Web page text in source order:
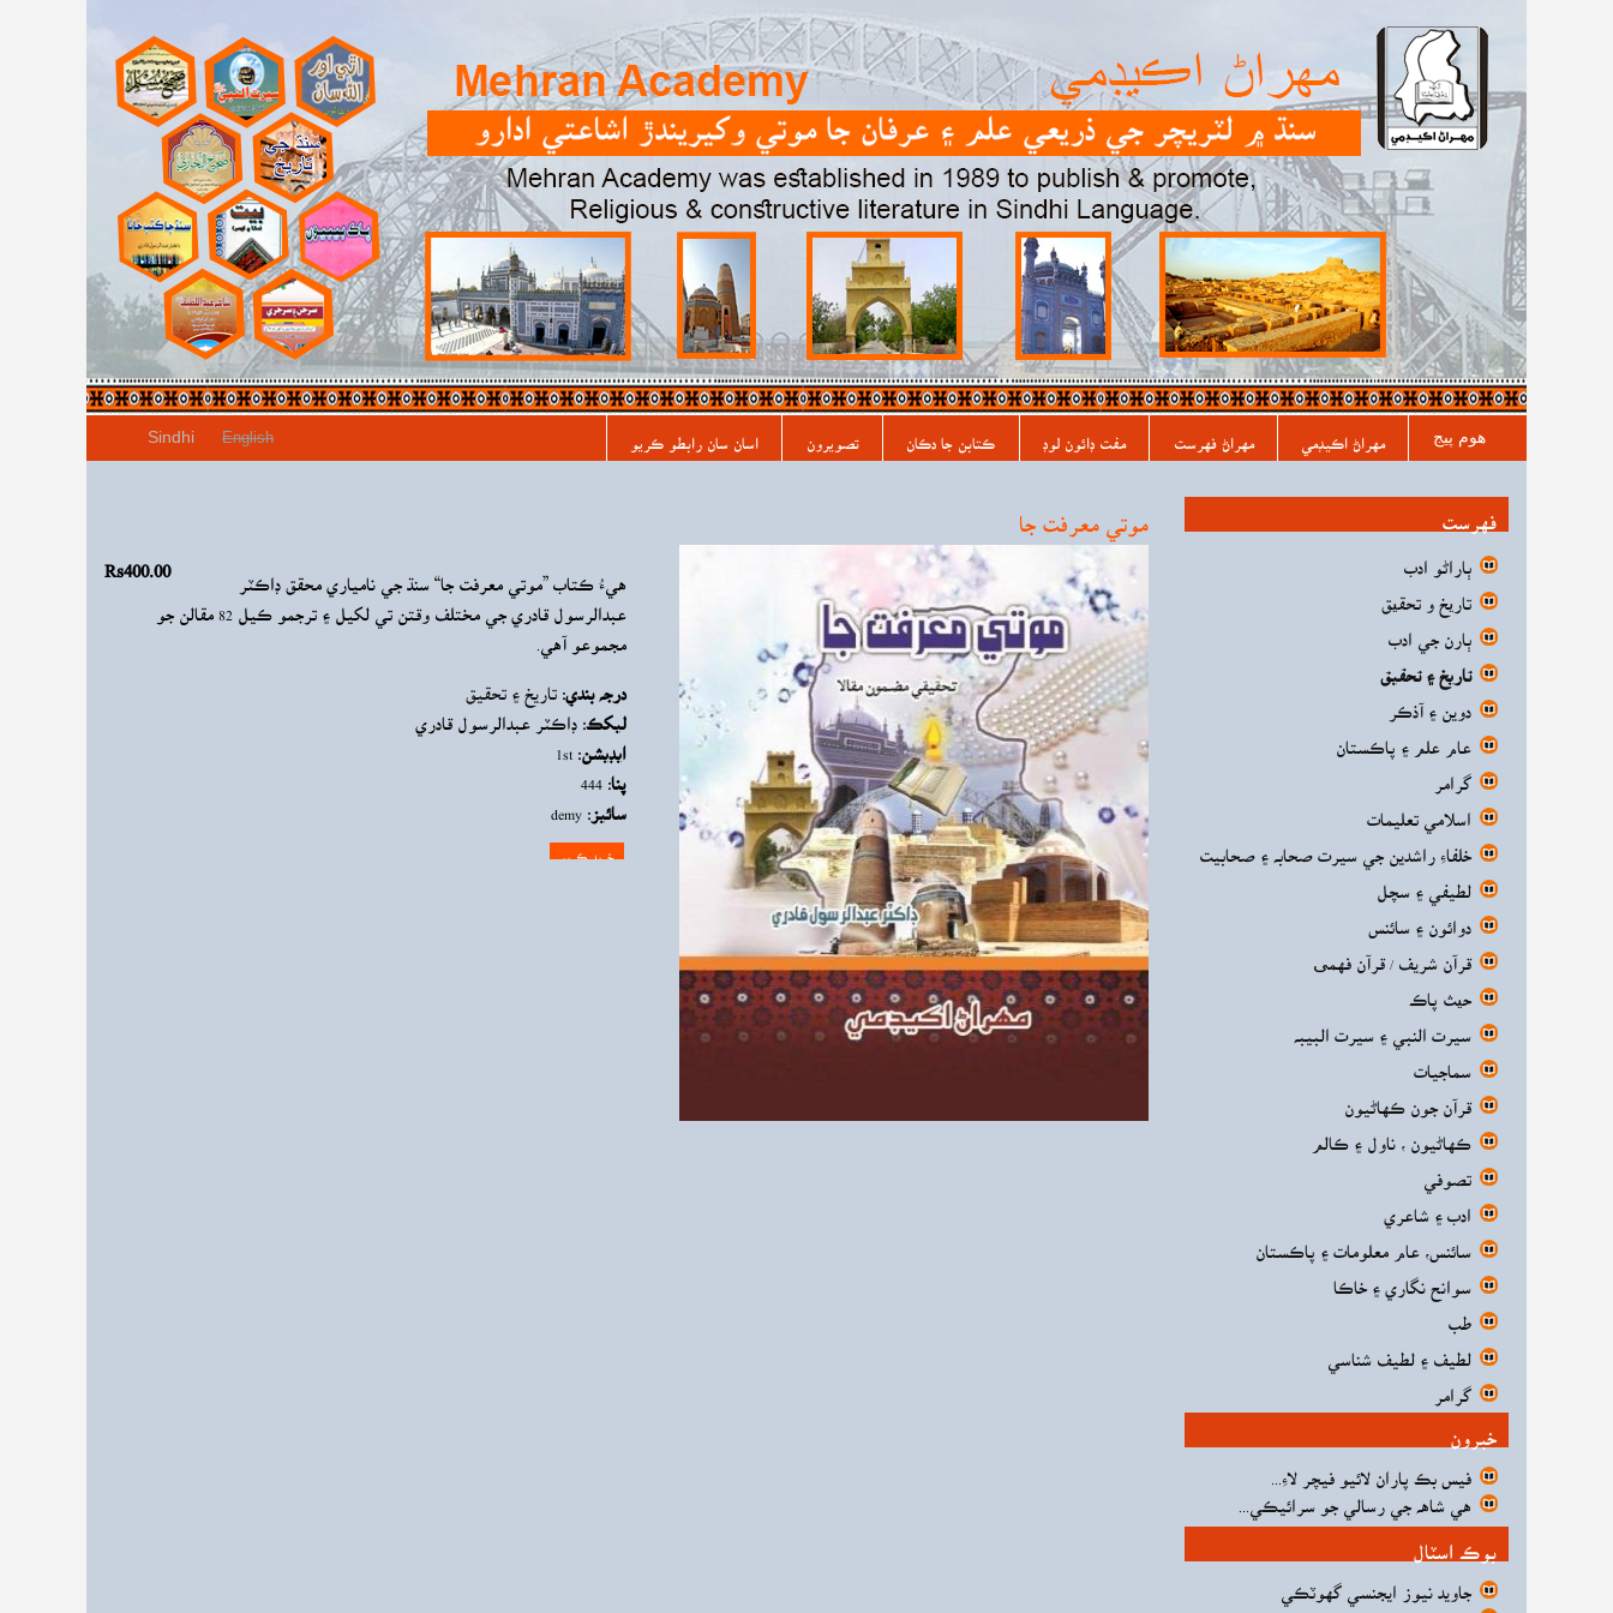
هوم پیج مهراڻ اڪيڊمي مهراڻ فهرست مفت ڊائون لوڊ ڪتابن جا دڪان اسان سان رابطو ڪريو English
Sindhi
ٻاراڻو ادب
تاریخ و تحقیق
ٻارن جي ادب
تاريخ ۽ تحقيق
دوين ۽ آذڪر
عام علم ۽ پاڪستان
گرامر
اسلامي تعليمات
خلفاءِ راشدين جي سيرت صحابه ۽ صحابيت
لطيفي ۽ سچل
دوائون ۽ سائنس
قرآن شريف / قرآن فهمی
حیث پاڪ
سيرت النبي ۽ سيرت البيبه
سماجيات
قرآن جون ڪهاڻيون
ڪهاڻيون ، ناول ۽ ڪالم
ادب ۽ شاعري
سائنس، عام معلومات ۽ پاڪستان
سوانح نگاري ۽ خاڪا
طب
لطيف ۽ لطيف شناسي
گرامر
فيس بڪ پاران لائيو فيچر لاءِ...
هي شاهه جي رسالي جو سرائيڪي...
بوڪ اسٽال
جاويد نيوز ايجنسي گهوٽڪي
موتي معرفت جا
هيءُ ڪتاب ”موتي معرفت جا“ سنڌ جي نامياري محقق ڊاڪٽر
عبدالرسول قادري جي مختلف وقتن تي لکيل ۽ ترجمو ڪيل 82 مقالن جو
مجموعو آهي.
تاريخ ۽ تحقيق
ليکڪ: ڊاڪٽر عبدالرسول قادري
ايڊيشن:
پنا:
سائيز: